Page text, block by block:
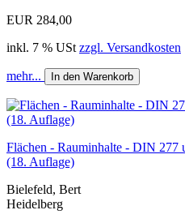
EUR 284,00
inkl. 7 % USt zzgl. Versandkosten
mehr... In den Warenkorb
Flächen - Rauminhalte - DIN 277
(18. Auflage)
Bielefeld, Bert
Heidelberg